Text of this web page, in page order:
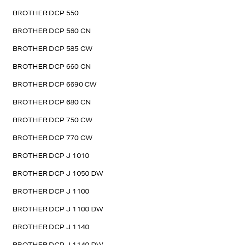
BROTHER DCP 550
BROTHER DCP 560 CN
BROTHER DCP 585 CW
BROTHER DCP 660 CN
BROTHER DCP 6690 CW
BROTHER DCP 680 CN
BROTHER DCP 750 CW
BROTHER DCP 770 CW
BROTHER DCP J 1010
BROTHER DCP J 1050 DW
BROTHER DCP J 1100
BROTHER DCP J 1100 DW
BROTHER DCP J 1140